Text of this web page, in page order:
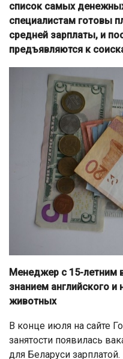
список самых
специалистам готовы
средней зарплаты, и
предъявляются к
Менеджер с 15-летним
знанием английского
животных
В конце июля на сайте
занятости появилась
для Беларуси зарплатой.